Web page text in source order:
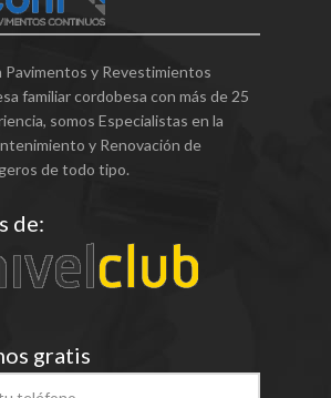
Pavimentos y Revestimientos
familiar cordobesa con más de 25
somos Especialistas en la
y Renovación de
de todo tipo.
de:
gratis